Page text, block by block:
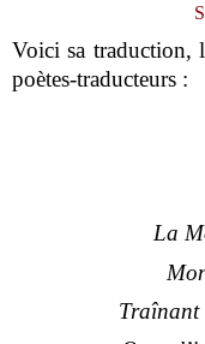
Voici sa traduction,
poètes-traducteurs :
La
Traînant